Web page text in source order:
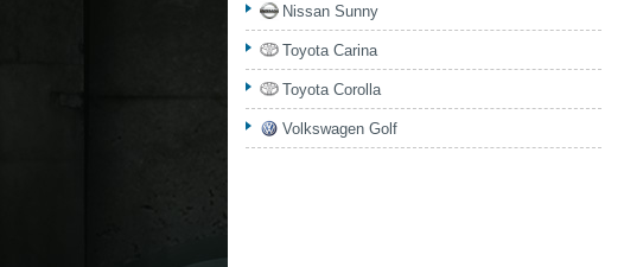
Nissan Sunny
Toyota Carina
Toyota Corolla
Volkswagen Golf